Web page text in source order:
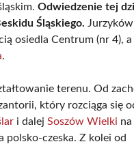
Odwiedzenie tej
Śląskiego.
osiedla Centrum (nr 4),
.
terenu. Od
który rozciąga się
i dalejSoszów Wielki na
polsko-czeska. Z kolei od